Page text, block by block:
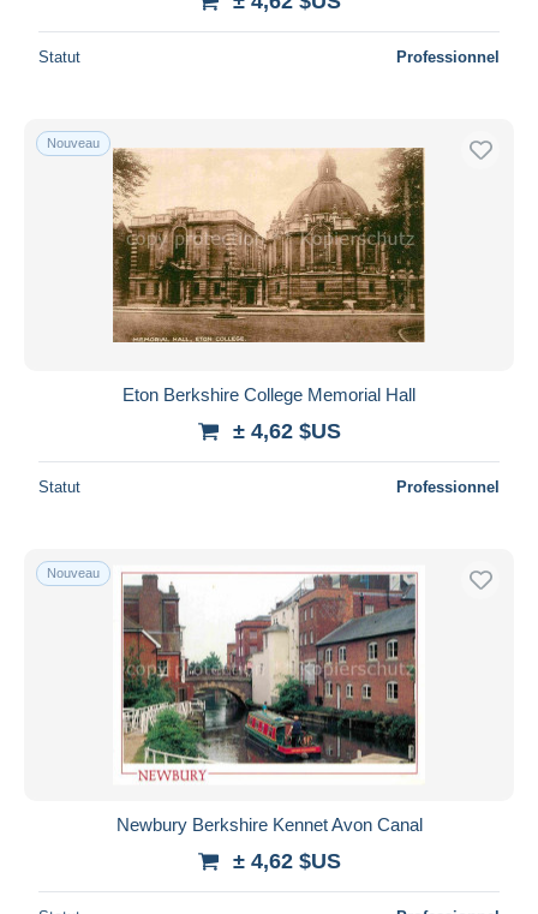
Statut Professionnel
Nouveau
Eton Berkshire College Memorial Hall
± 4,62 $US
Statut Professionnel
Nouveau
Newbury Berkshire Kennet Avon Canal
± 4,62 $US